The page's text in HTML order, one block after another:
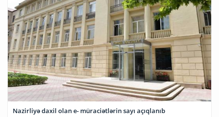
Nazirliyə daxil olan e- müraciətlərin sayı açıqlanıb